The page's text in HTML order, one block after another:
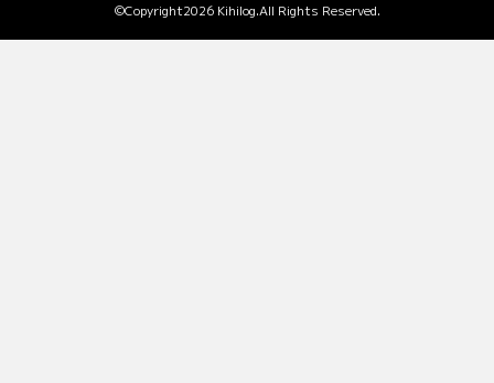
©Copyright2026 Kihilog.All Rights Reserved.